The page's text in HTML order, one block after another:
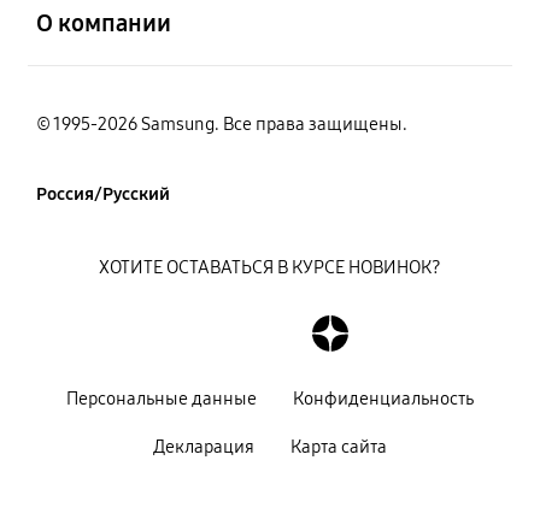
О компании
© 1995-2026 Samsung. Все права защищены.
Россия/Русский
Персональные данные Конфиденциальность
Декларация Карта сайта
ХОТИТЕ ОСТАВАТЬСЯ В КУРСЕ НОВИНОК?